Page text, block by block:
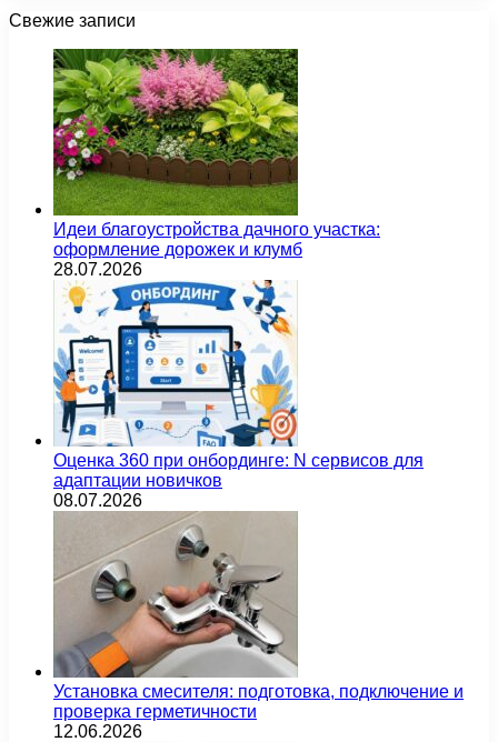
Свежие записи
Идеи благоустройства дачного участка:
оформление дорожек и клумб
28.07.2026
Оценка 360 при онбординге: N сервисов для
адаптации новичков
08.07.2026
Установка смесителя: подготовка, подключение и
проверка герметичности
12.06.2026